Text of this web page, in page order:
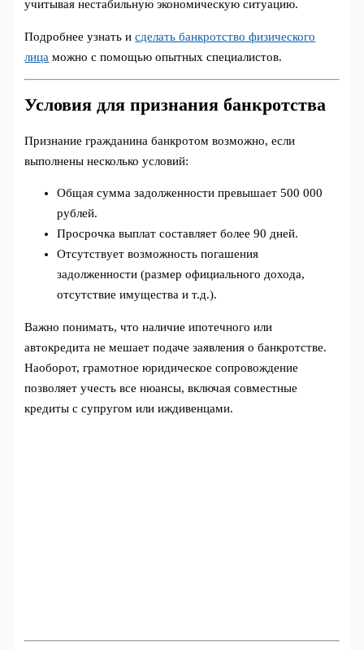
учитывая нестабильную экономическую ситуацию.
Подробнее узнать исделать банкротство физического
лица можно с помощью опытных специалистов.
Условия для признания банкротства
Признание гражданина банкротом возможно, если
выполнены несколько условий:
Общая сумма задолженности превышает 500 000
рублей.
Просрочка выплат составляет более 90 дней.
Отсутствует возможность погашения
задолженности (размер официального дохода,
отсутствие имущества и т.д.).
Важно понимать, что наличие ипотечного или
автокредита не мешает подаче заявления о банкротстве.
Наоборот, грамотное юридическое сопровождение
позволяет учесть все нюансы, включая совместные
кредиты с супругом или иждивенцами.